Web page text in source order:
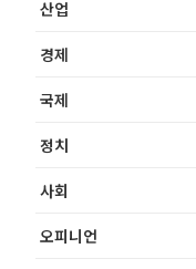
산업
경제
국제
정치
사회
오피니언